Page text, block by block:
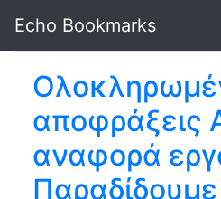
Echo Bookmarks
αποφράξεις
αναφορά
Παραδίδουμε